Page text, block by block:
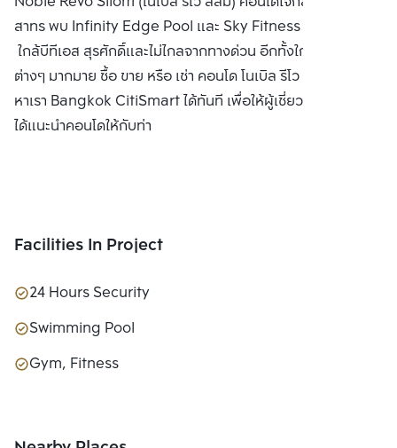
PUBLIC CO.,
LTD.
สาทร พบ Infinity Edge Pool และ Sky Fitness
ใกล้บีทีเอส สุรศักดิ์และไม่ไกลจากทางด่วน อีกทั้งใกล้แหล่งธุรกิจ
ต่างๆ มากมาย ซื้อ ขาย หรือ เช่า คอนโด โนเบิล รีโว สีลม ติดต่อ
หาเรา Bangkok CitiSmart ได้ทันที เพื่อให้ผู้เชี่ยวชาญของเรา
ได้แนะนำคอนโดให้กับท่า
Facilities In Project
24 Hours Security
Swimming Pool
Gym, Fitness